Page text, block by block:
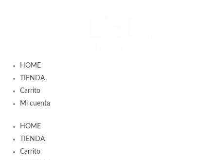
HOME
TIENDA
Carrito
Mi cuenta
HOME
TIENDA
Carrito